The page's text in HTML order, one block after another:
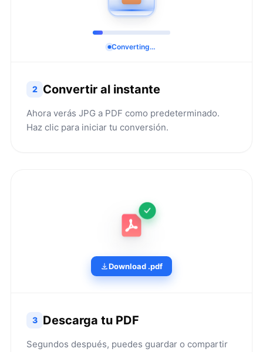
Converting…
2 Convertir al instante
Ahora verás JPG a PDF como predeterminado.
Haz clic para iniciar tu conversión.
Download .pdf
3 Descarga tu PDF
Segundos después, puedes guardar o compartir